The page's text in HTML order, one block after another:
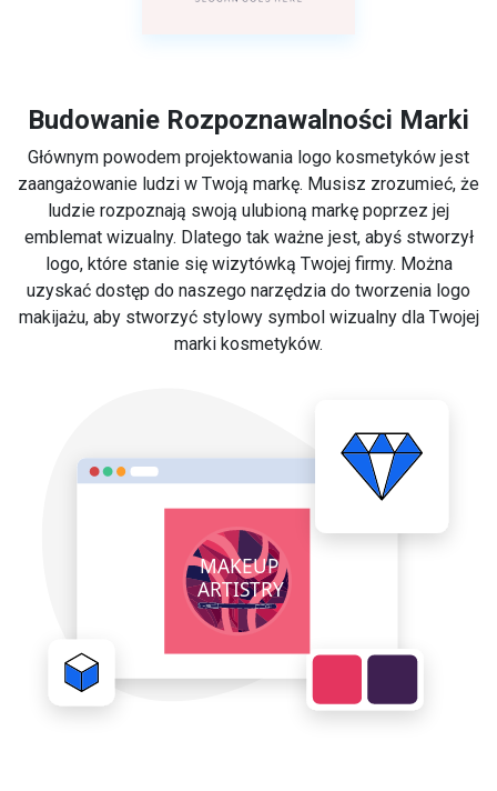
Budowanie Rozpoznawalności Marki
Głównym powodem projektowania logo kosmetyków jest
zaangażowanie ludzi w Twoją markę. Musisz zrozumieć, że
ludzie rozpoznają swoją ulubioną markę poprzez jej
emblemat wizualny. Dlatego tak ważne jest, abyś stworzył
logo, które stanie się wizytówką Twojej firmy. Można
uzyskać dostęp do naszego narzędzia do tworzenia logo
makijażu, aby stworzyć stylowy symbol wizualny dla Twojej
marki kosmetyków.